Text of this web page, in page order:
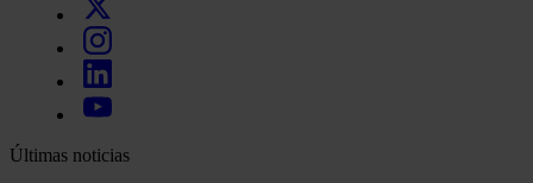
Últimas noticias